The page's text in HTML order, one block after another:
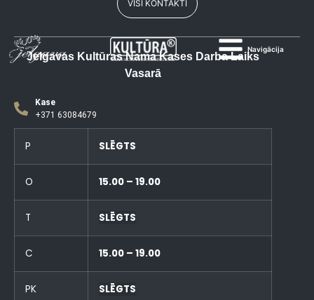
Navigācija
VISI KONTAKTI
Jelgavas Kultūras Nama Kases Darba Laiks
Vasarā
Kase
+371 63084679
P SLĒGTS
O 15.00 – 19.00
T SLĒGTS
C 15.00 – 19.00
PK SLĒGTS